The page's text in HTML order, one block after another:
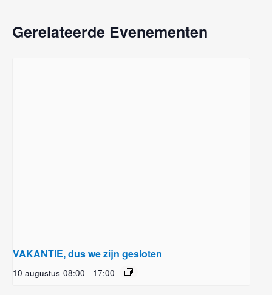
Gerelateerde Evenementen
VAKANTIE, dus we zijn gesloten
10 augustus-08:00 - 17:00